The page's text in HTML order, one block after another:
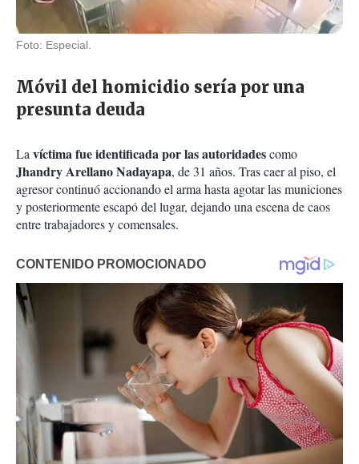
Foto: Especial.
Móvil del homicidio sería por una
presunta deuda
Lavíctima fue identificadapor las autoridadescomo
Jhandry Arellano Nadayapa, de 31 años. Tras caer al piso, el
agresor continuó accionando el arma hasta agotar las municiones
y posteriormente escapó del lugar, dejando una escena de caos
entre trabajadores y comensales.